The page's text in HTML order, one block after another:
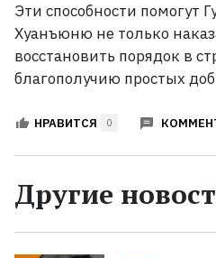
Эти способности помогут
Хуанъюню не только
восстановить порядок в
благополучию простых
НРАВИТСЯ 0
Другие